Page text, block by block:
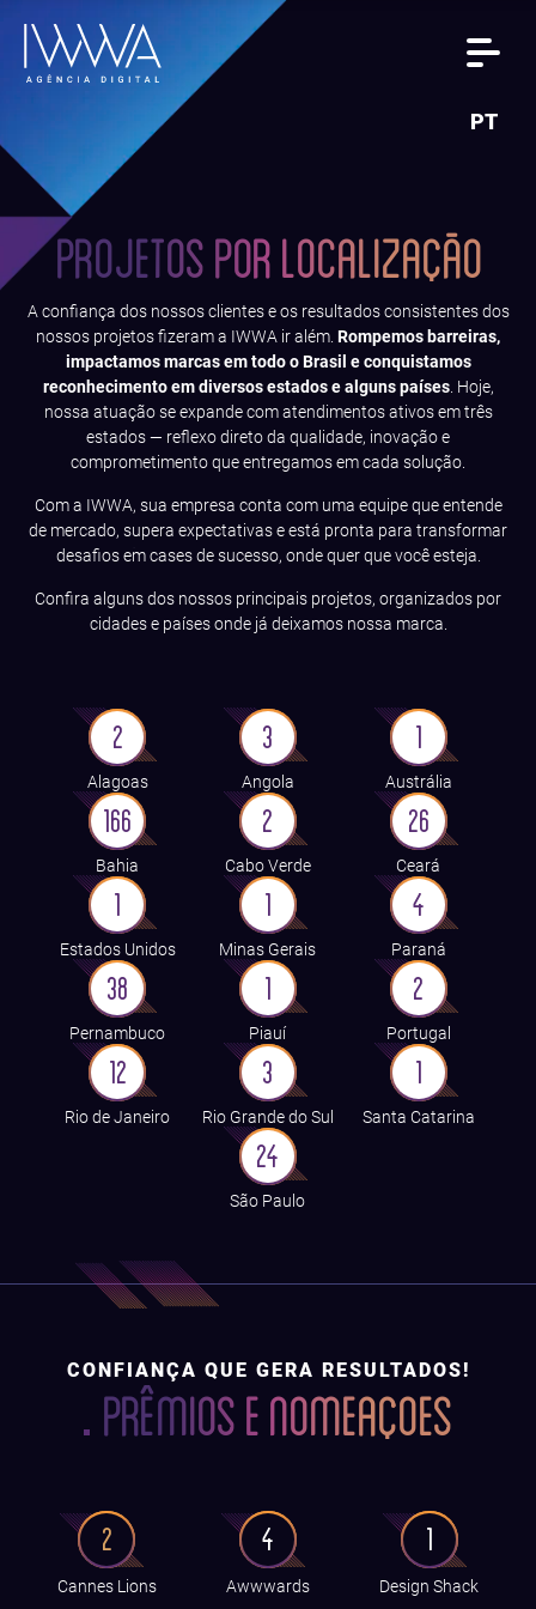
PT
PROJETOS POR LOCALIZAÇÃO
A confiança dos nossos clientes e os resultados consistentes dos
nossos projetos fizeram a IWWA ir além. Rompemos barreiras,
impactamos marcas em todo o Brasil e conquistamos
reconhecimento em diversos estados e alguns países. Hoje,
nossa atuação se expande com atendimentos ativos em três
estados — reflexo direto da qualidade, inovação e
comprometimento que entregamos em cada solução.
Com a IWWA, sua empresa conta com uma equipe que entende
de mercado, supera expectativas e está pronta para transformar
desafios em cases de sucesso, onde quer que você esteja.
Confira alguns dos nossos principais projetos, organizados por
cidades e países onde já deixamos nossa marca.
2
Alagoas
3
Angola
1
Austrália
166
Bahia
2
Cabo Verde
26
Ceará
1
Estados Unidos
1
Minas Gerais
4
Paraná
38
Pernambuco
1
Piauí
2
Portugal
12
Rio de Janeiro
3
Rio Grande do Sul
1
Santa Catarina
24
São Paulo
CONFIANÇA QUE GERA RESULTADOS!
PRÊMIOS E NOMEAÇOES
2
Cannes Lions
4
Awwwards
1
Design Shack